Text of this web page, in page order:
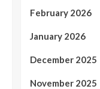
February 2026
January 2026
December 2025
November 2025